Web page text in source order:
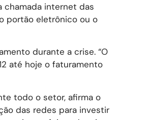
chamada internet das
portão eletrônico ou o
durante a crise. “O
até hoje o faturamento
todo o setor, afirma o
das redes para investir